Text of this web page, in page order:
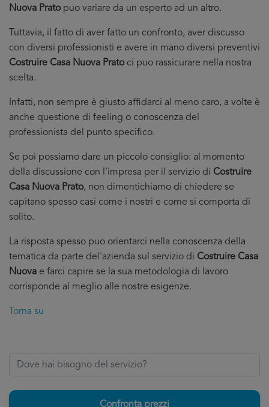
Nuova Pratopuo variare da un esperto ad un altro.
Tuttavia, il fatto di aver fatto un confronto, aver discusso
con diversi professionisti e avere in mano diversi preventivi
Costruire Casa Nuova Pratoci puo rassicurare nella nostra
scelta.
Infatti, non sempre è giusto affidarci al meno caro, a volte è
anche questione di feeling o conoscenza del
professionista del punto specifico.
Se poi possiamo dare un piccolo consiglio: al momento
della discussione con l'impresa per il servizio di Costruire
Casa Nuova Prato, non dimentichiamo di chiedere se
capitano spesso casi come i nostri e come si comporta di
solito.
La risposta spesso puo orientarci nella conoscenza della
tematica da parte del'azienda sul servizio di Costruire Casa
Nuova e farci capire se la sua metodologia di lavoro
corrisponde al meglio alle nostre esigenze.
Torna su
Confronta prezzi